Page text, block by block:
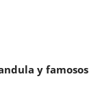
y famosos